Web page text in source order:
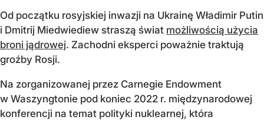
Od początku rosyjskiej inwazji na Ukrainę Władimir Putin
i Dmitrij Miedwiediew straszą świat możliwością użycia
broni jądrowej. Zachodni eksperci poważnie traktują
groźby Rosji.
Na zorganizowanej przez Carnegie Endowment
w Waszyngtonie pod koniec 2022 r. międzynarodowej
konferencji na temat polityki nuklearnej, która